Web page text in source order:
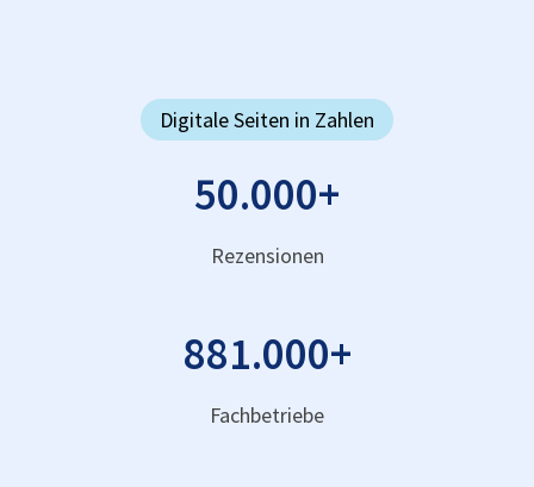
Digitale Seiten in Zahlen
50.000+
Rezensionen
881.000+
Fachbetriebe